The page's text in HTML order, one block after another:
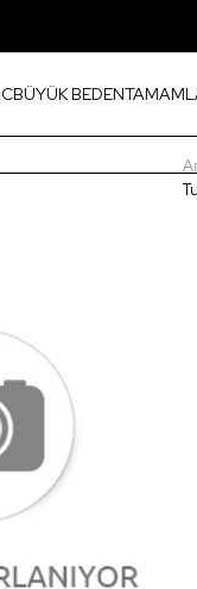
BÜYÜK BEDEN